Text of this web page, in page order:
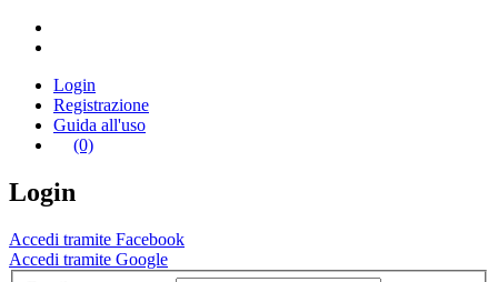
Login
Registrazione
Guida all'uso
(0)
Login
Accedi tramite Facebook
Accedi tramite Google